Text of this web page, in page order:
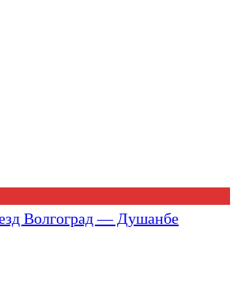
Волгоград — Душанбе